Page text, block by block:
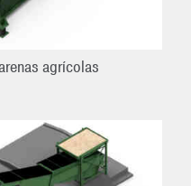
agrícolas